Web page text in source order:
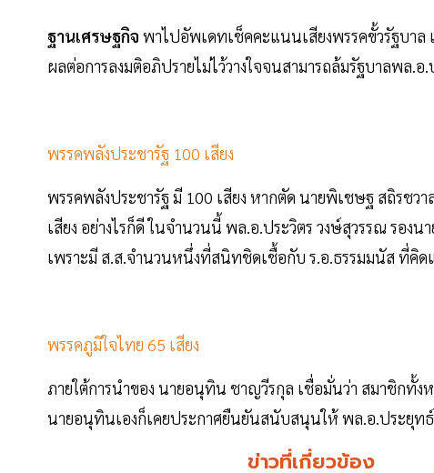
ฐานเศรษฐกิจ พาไปอัพเดทเช็คคะแนนเสียงพรรคขั้วรัฐบาล
ผลต่อการลงมติอภิปรายไม่ไว้วางใจจนสามารถล้มรัฐบาลพล.อ
พรรคพลังประชารัฐ 100 เสียง
พรรคพลังประชารัฐ มี 100 เสียง หากตัด นายพิเชษฐ สถิรช
เสียง อย่างไรก็ดี ในจำนวนนี้ พล.อ.ประวิตร วงษ์สุวรรณ รอง
เพราะมี ส.ส.จำนวนหนึ่งที่สนิทชิดเชื้อกับ ร.อ.ธรรมมนัส ที่คิ
พรรคภูมิใจไทย 65 เสียง
ภายใต้การนำของ นายอนุทิน ชาญวีรกุล เชื่อมั่นว่า สมาชิก
นายอนุทินเองก็เคยประกาศยืนยันสนับสนุนให้ พล.อ.ประยุท
ข่าวที่เกี่ยวข้อง